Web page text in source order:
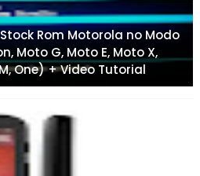
Rom Motorola no Modo
Moto G, Moto E, Moto X,
One) + Video Tutorial